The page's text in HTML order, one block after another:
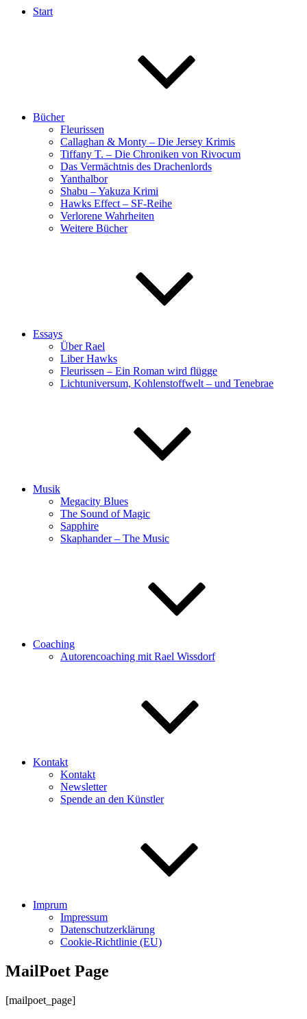
Start
Bücher
Fleurissen
Callaghan & Monty – Die Jersey Krimis
Tiffany T. – Die Chroniken von Rivocum
Das Vermächtnis des Drachenlords
Yanthalbor
Shabu – Yakuza Krimi
Hawks Effect – SF-Reihe
Verlorene Wahrheiten
Weitere Bücher
Essays
Über Rael
Liber Hawks
Fleurissen – Ein Roman wird flügge
Lichtuniversum, Kohlenstoffwelt – und Tenebrae
Musik
Megacity Blues
The Sound of Magic
Sapphire
Skaphander – The Music
Coaching
Autorencoaching mit Rael Wissdorf
Kontakt
Kontakt
Newsletter
Spende an den Künstler
Imprum
Impressum
Datenschutzerklärung
Cookie-Richtlinie (EU)
MailPoet Page
[mailpoet_page]